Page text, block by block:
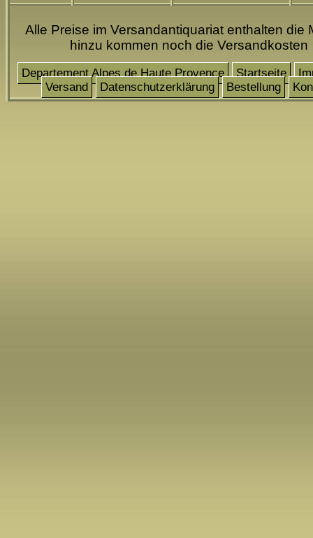
Alle Preise im Versandantiquariat enthalten die
hinzu kommen noch die Versandkosten
Departement Alpes de Haute Provence Startseite
Versand
Datenschutzerklärung Bestellung